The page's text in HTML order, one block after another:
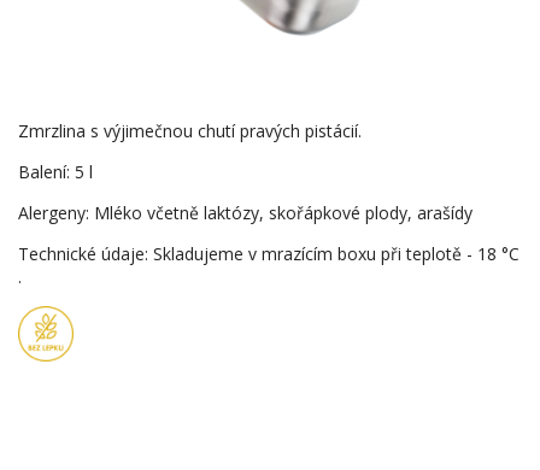
Zmrzlina s výjimečnou chutí pravých pistácií.
Balení: 5 l
Alergeny: Mléko včetně laktózy, skořápkové plody, arašídy
Technické údaje: Skladujeme v mrazícím boxu při teplotě - 18 °C
.